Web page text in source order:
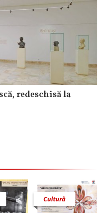
redeschisă la
Cultură